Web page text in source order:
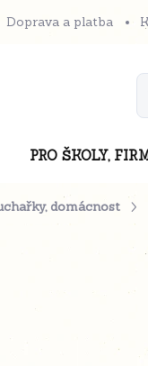
Doprava a platba
PRO ŠKOLY,
domácnost